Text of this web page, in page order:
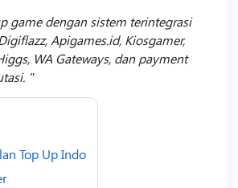
game dengan sistem terintegrasi
Apigames.id, Kiosgamer,
WA Gateways, dan payment
Top Up Indo